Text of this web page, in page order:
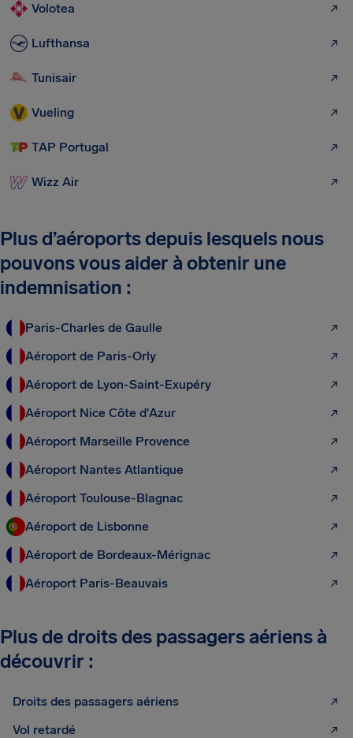
Volotea
Lufthansa
Tunisair
Vueling
TAP Portugal
Wizz Air
Plus d’aéroports depuis lesquels nous
pouvons vous aider à obtenir une
indemnisation :
Paris-Charles de Gaulle
Aéroport de Paris-Orly
Aéroport de Lyon-Saint-Exupéry
Aéroport Nice Côte d'Azur
Aéroport Marseille Provence
Aéroport Nantes Atlantique
Aéroport Toulouse-Blagnac
Aéroport de Lisbonne
Aéroport de Bordeaux-Mérignac
Aéroport Paris-Beauvais
Plus de droits des passagers aériens à
découvrir :
Droits des passagers aériens
Vol retardé